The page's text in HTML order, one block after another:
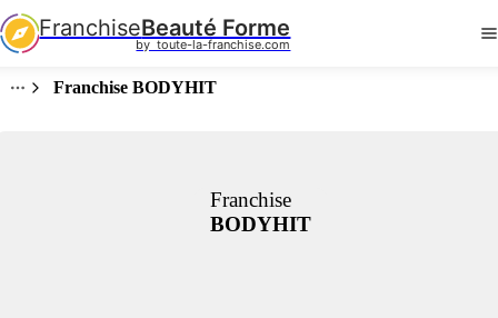
FranchiseBeauté Forme
by  toute-la-franchise.com
Franchise BODYHIT
Franchise
BODYHIT